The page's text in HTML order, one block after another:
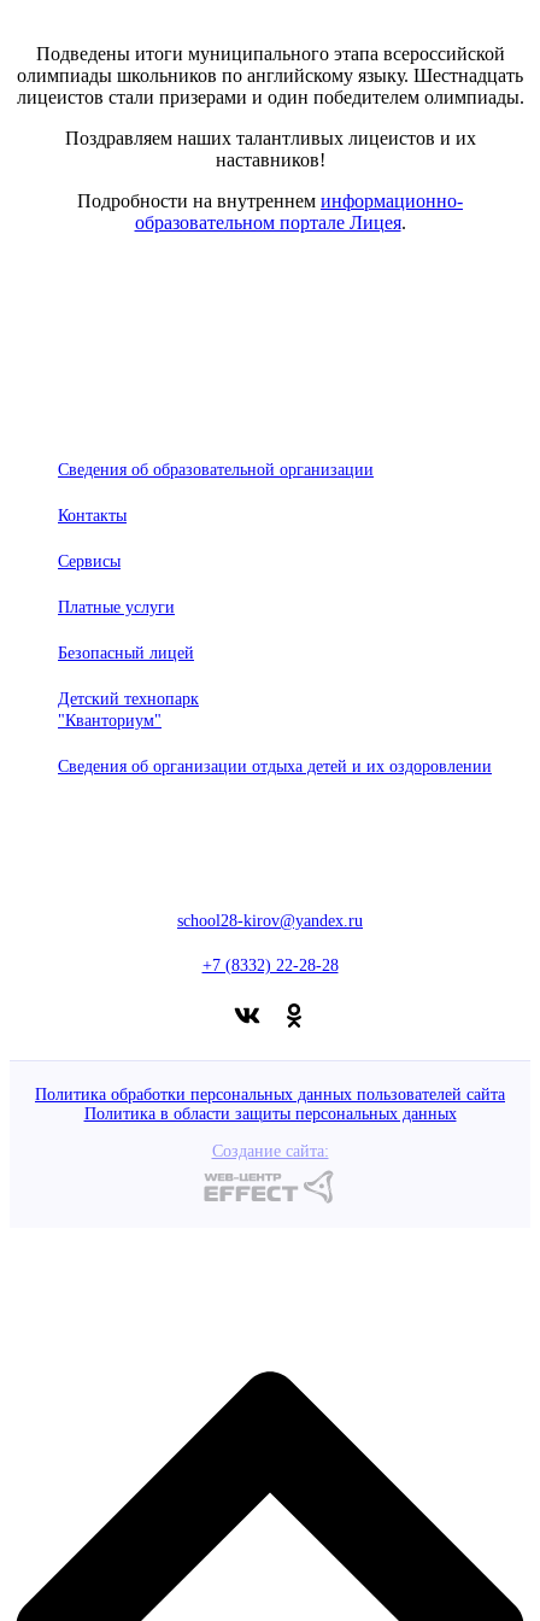
Подведены итоги муниципального этапа всероссийской
олимпиады школьников по английскому языку. Шестнадцать
лицеистов стали призерами и один победителем олимпиады.
Поздравляем наших талантливых лицеистов и их
наставников!
Подробности на внутреннем информационно-
образовательном портале Лицея.
Сведения об образовательной организации
Контакты
Сервисы
Платные услуги
Безопасный лицей
Детский технопарк
"Кванториум"
Сведения об организации отдыха детей и их оздоровлении
school28-kirov@yandex.ru
+7 (8332) 22-28-28
Политика обработки персональных данных пользователей сайта
Политика в области защиты персональных данных
Создание сайта: